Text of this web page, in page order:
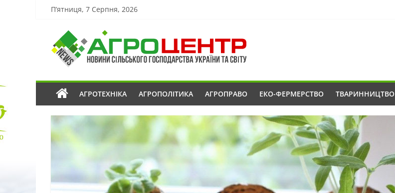
П’ятниця, 7 Серпня, 2026
АГРОТЕХНІКА АГРОПОЛІТИКА АГРОПРАВО ЕКО-ФЕРМЕРСТВО ТВАРИННИЦТВО